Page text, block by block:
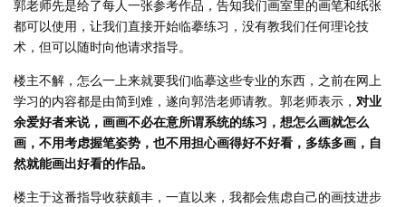
郭老师先是给了每人一张参考作品，告知我们画室里的画笔和纸张
都可以使用，让我们直接开始临摹练习，没有教我们任何理论技
术，但可以随时向他请求指导。
楼主不解，怎么一上来就要我们临摹这些专业的东西，之前在网上
学习的内容都是由简到难，遂向郭浩老师请教。郭老师表示， 对业
余爱好者来说，画画不必在意所谓系统的练习，想怎么画就怎么
画，不用考虑握笔姿势，也不用担心画得好不好看，多练多画，自
然就能画出好看的作品。
楼主于这番指导收获颇丰，一直以来，我都会焦虑自己的画技进步